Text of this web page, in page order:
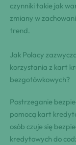
czynniki takie jak
zmiany w
trend.
Jak Polacy
korzystania z kart
bezgotówkowych?
Postrzeganie
pomocą kart
osób czuje się
kredytowych do